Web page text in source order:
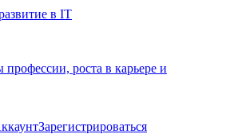
в IT
роста в карьере и
Зарегистрироваться